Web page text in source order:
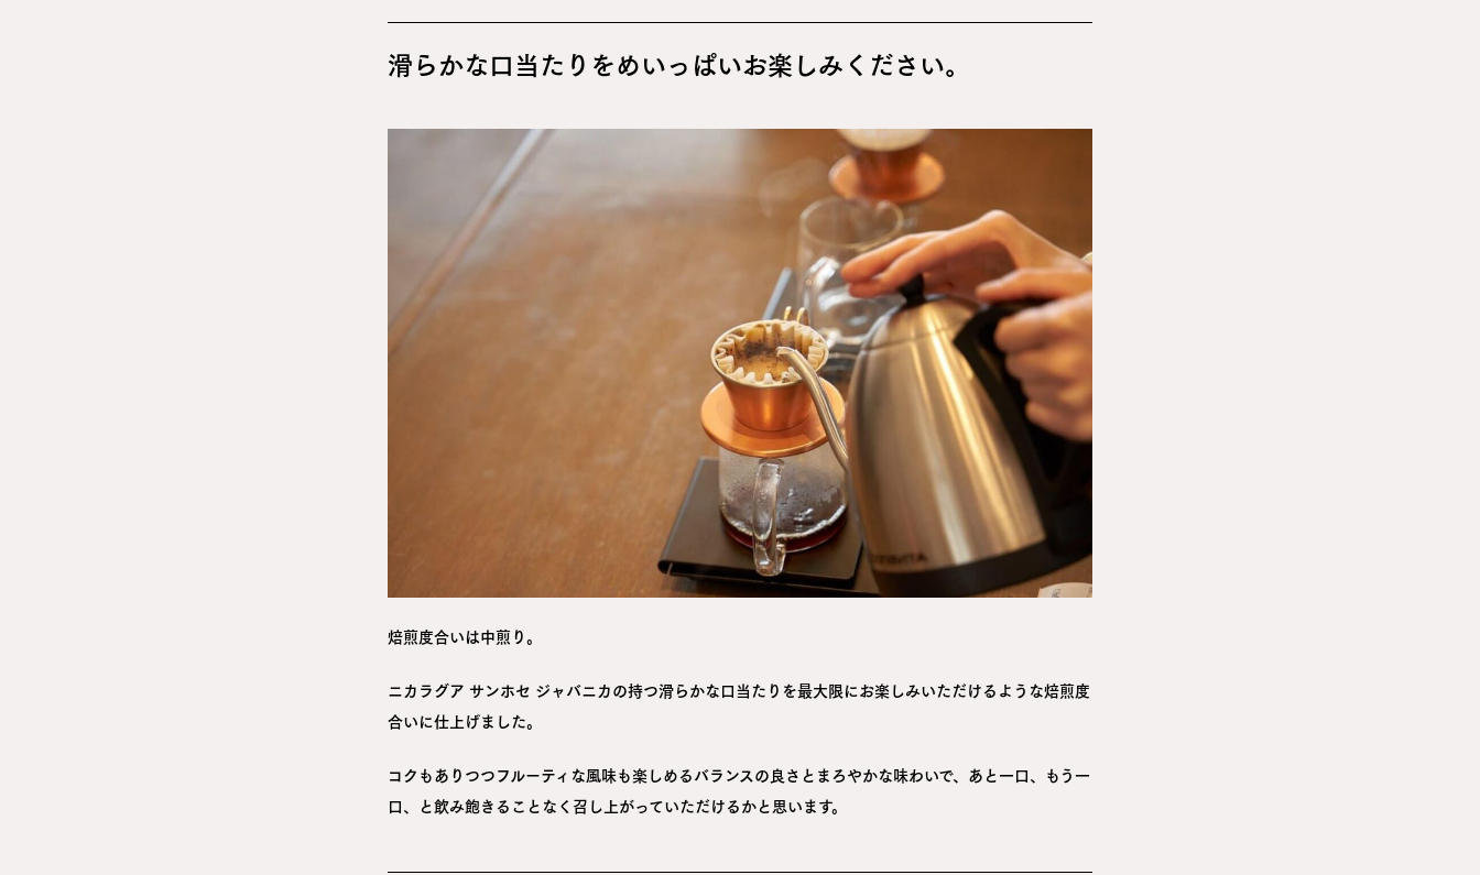
滑らかな口当たりをめいっぱいお楽しみください。
焙煎度合いは中煎り。
ニカラグア サンホセ ジャバニカの持つ滑らかな口当たりを最大限にお楽しみいただけるような焙煎度
合いに仕上げました。
コクもありつつフルーティな風味も楽しめるバランスの良さとまろやかな味わいで、あと一口、もう一
口、と飲み飽きることなく召し上がっていただけるかと思います。